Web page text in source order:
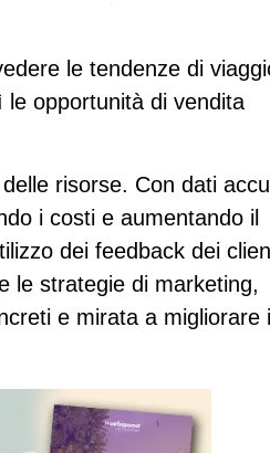
le tendenze di
opportunità di vendita
risorse. Con dati
i costi e aumentando il
dei feedback dei
le strategie di marketing,
e mirata a migliorare il